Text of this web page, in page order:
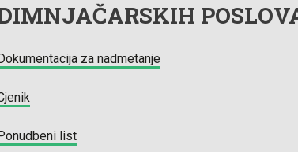
za nadmetanje
list